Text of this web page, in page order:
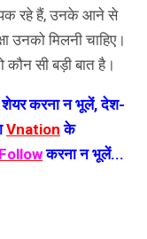
रहे हैं, उनके आने से
उनको मिलनी चाहिए।
कौन सी बड़ी बात है।
करना न भूलें, देश-
Vnation के
Followकरना न भूलें...